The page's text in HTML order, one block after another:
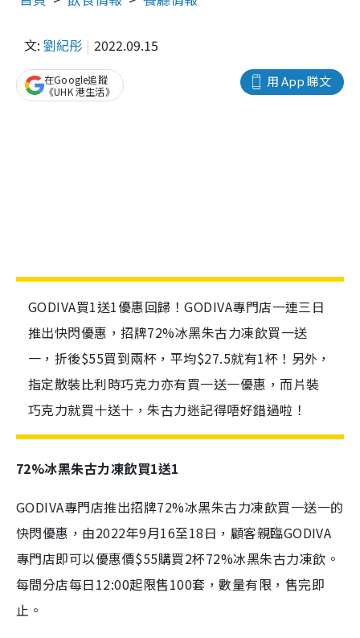
文: 劉紀彤 2022.09.15
用 App 睇文
在Google追蹤
《UHK 港生活》
GODIVA買1送1優惠回歸！GODIVA專門店一連三日
推出快閃優惠，招牌72%冰黑朱古力凍飲買一送
一，折後$55買到兩杯，平均$27.5就有1杯！另外，
指定散裝比利時巧克力亦有買一送一優惠，而片裝
巧克力就買十送十，朱古力迷記得唔好錯過啦！
72%冰黑朱古力凍飲買1送1
GODIVA專門店推出招牌72%冰黑朱古力凍飲買一送一的
快閃優惠，由2022年9月16至18日，顧客親臨GODIVA
專門店即可以優惠價$55購買2杯72%冰黑朱古力凍飲。
每間分店每日12:00起限售100套，數量有限，售完即
止。